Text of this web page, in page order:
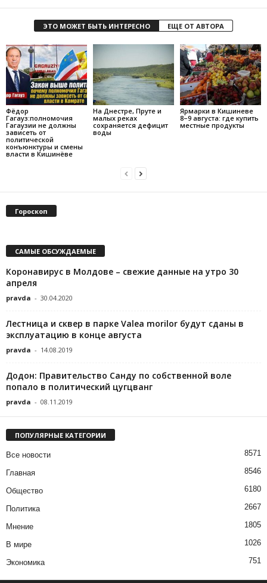
ЭТО МОЖЕТ БЫТЬ ИНТЕРЕСНО ЕЩЕ ОТ АВТОРА
Фёдор
Гагауз:полномочия
Гагаузии не должны
зависеть от
политической
конъюнктуры и смены
власти в Кишинёве
На Днестре, Пруте и
малых реках
сохраняется дефицит
воды
Ярмарки в Кишиневе
8–9 августа: где купить
местные продукты
Гороскоп
САМЫЕ ОБСУЖДАЕМЫЕ
Коронавирус в Молдове – свежие данные на утро 30
апреля
pravda - 30.04.2020
Лестница и сквер в парке Valea morilor будут сданы в
эксплуатацию в конце августа
pravda - 14.08.2019
Додон: Правительство Санду по собственной воле
попало в политический цугцванг
pravda - 08.11.2019
ПОПУЛЯРНЫЕ КАТЕГОРИИ
Все новости 8571
Главная 8546
Общество 6180
Политика 2667
Мнение 1805
В мире 1026
Экономика 751